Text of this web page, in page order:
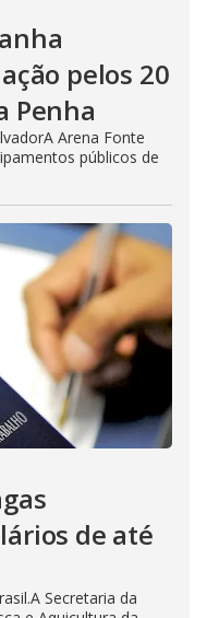
pelos 20
Penha
Arena Fonte
públicos de
de até
Secretaria da